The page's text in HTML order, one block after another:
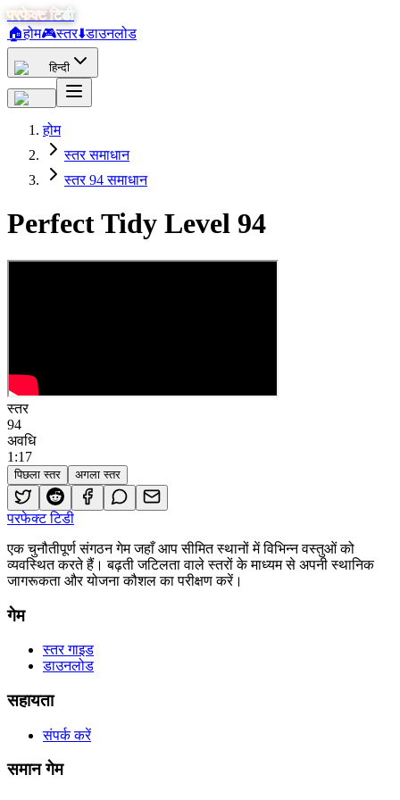
परफेक्ट टिडी
🏠होम🎮स्तर⬇️डाउनलोड
हिन्दी
होम
स्तर समाधान
स्तर 94 समाधान
Perfect Tidy Level 94
स्तर
94
अवधि
1 :17
पिछला स्तर अगला स्तर
परफेक्ट टिडी
एक चुनौतीपूर्ण संगठन गेम जहाँ आप सीमित स्थानों में विभिन्न वस्तुओं को
व्यवस्थित करते हैं। बढ़ती जटिलता वाले स्तरों के माध्यम से अपनी स्थानिक
जागरूकता और योजना कौशल का परीक्षण करें।
गेम
स्तर गाइड
डाउनलोड
सहायता
संपर्क करें
समान गेम